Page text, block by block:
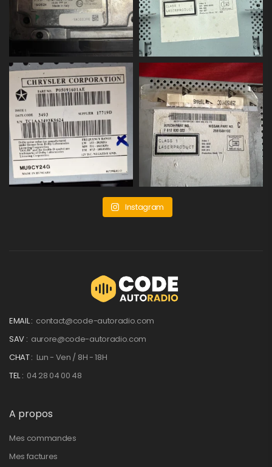
Instagram
EMAIL : contact@code-autoradio.com
SAV : aurore@code-autoradio.com
CHAT : Lun - Ven / 8H - 18H
TEL : 04 28 04 00 48
A propos
Mes commandes
Mes factures